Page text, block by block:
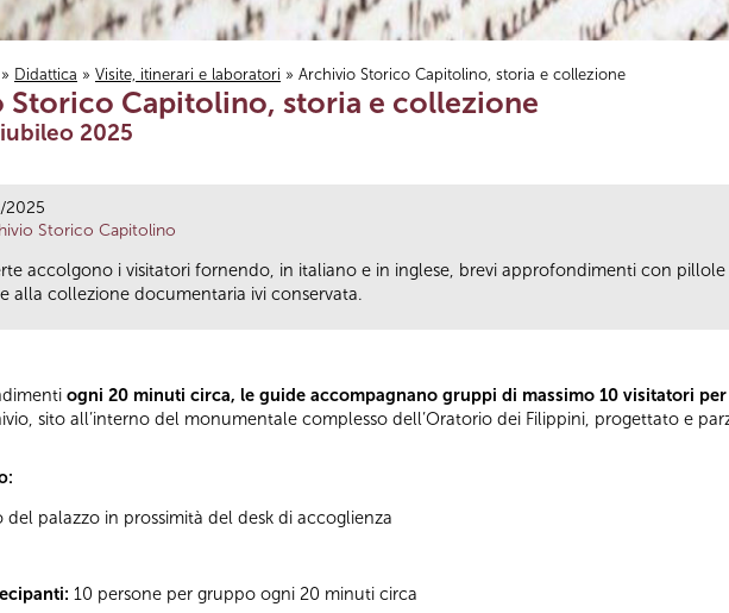
» Didattica » Visite, itinerari e laboratori » Archivio Storico Capitolino, storia e collezione
Storico Capitolino, storia e collezione
2025
2025
Storico Capitolino
accolgono i visitatori fornendo, in italiano e in inglese, brevi approfondimenti con pillole
alla collezione documentaria ivi conservata.
ogni 20 minuti circa, le guide accompagnano gruppi di massimo 10 visitatori
sito all’interno del monumentale complesso dell’Oratorio dei Filippini, progettato e
palazzo in prossimità del desk di accoglienza
10 persone per gruppo ogni 20 minuti circa